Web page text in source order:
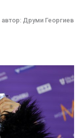
автор: Друми Георгиев